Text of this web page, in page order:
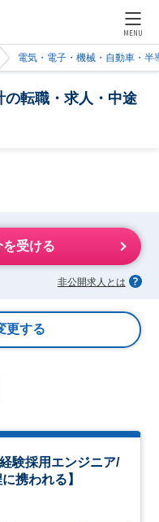
MENU
電気・電子・機械・自動車・半
転職・求人・中途
受ける
非公開求人とは
更する
験採用エンジニア/
携われる】